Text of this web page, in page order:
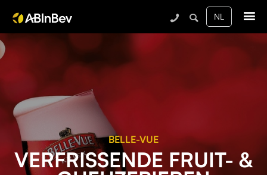
BELLE-VUE
VERFRISSENDE FRUIT- &